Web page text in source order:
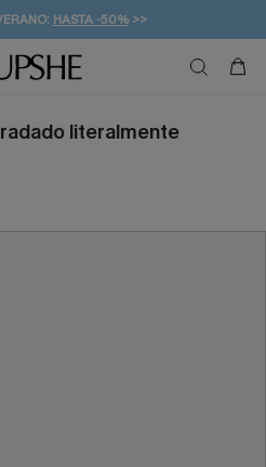
HASTA -50%>>
-10% EN 2 VESTIDOS
& GANAR -10% EXTRA!
A PARTIR DE 49 € >>
literalmente